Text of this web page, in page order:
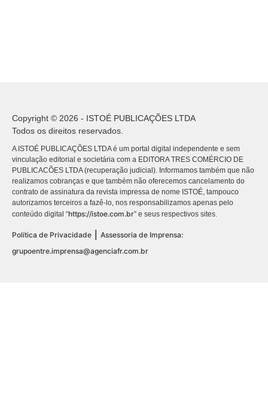
Copyright © 2026 - ISTOÉ PUBLICAÇÕES LTDA
Todos os direitos reservados.
A ISTOÉ PUBLICAÇÕES LTDA é um portal digital independente e sem
vinculação editorial e societária com a EDITORA TRES COMÉRCIO DE
PUBLICACÕES LTDA (recuperação judicial). Informamos também que não
realizamos cobranças e que também não oferecemos cancelamento do
contrato de assinatura da revista impressa de nome ISTOÉ, tampouco
autorizamos terceiros a fazê-lo, nos responsabilizamos apenas pelo
conteúdo digital “https://istoe.com.br” e seus respectivos sites.
Política de Privacidade
Assessoria de Imprensa:
grupoentre.imprensa@agenciafr.com.br